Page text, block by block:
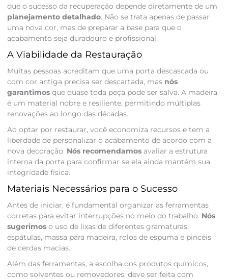
que o sucesso da recuperação depende diretamente de um
planejamento detalhado. Não se trata apenas de passar
uma nova cor, mas de preparar a base para que o
acabamento seja duradouro e profissional.
A Viabilidade da Restauração
Muitas pessoas acreditam que uma porta descascada ou
com cor antiga precisa ser descartada, mas nós
garantimosque quase toda peça pode ser salva. A madeira
é um material nobre e resiliente, permitindo múltiplas
renovações ao longo das décadas.
Ao optar por restaurar, você economiza recursos e tem a
liberdade de personalizar o acabamento de acordo com a
nova decoração. Nós recomendamosavaliar a estrutura
interna da porta para confirmar se ela ainda mantém sua
integridade física.
Materiais Necessários para o Sucesso
Antes de iniciar, é fundamental organizar as ferramentas
corretas para evitar interrupções no meio do trabalho. Nós
sugerimoso uso de lixas de diferentes gramaturas,
espátulas, massa para madeira, rolos de espuma e pincéis
de cerdas macias.
Além das ferramentas, a escolha dos produtos químicos,
como solventes ou removedores, deve ser feita com